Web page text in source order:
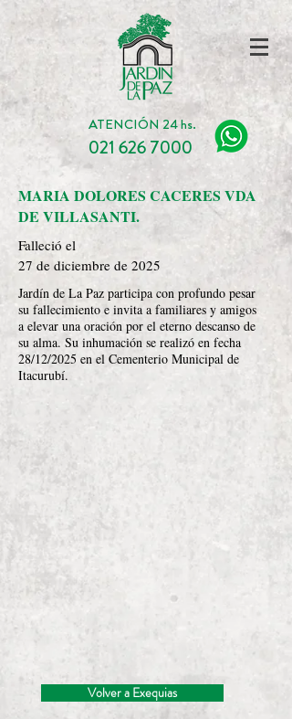
ATENCIÓN 24 hs.
021 626 7000
MARIA DOLORES CACERES VDA
DE VILLASANTI.
Falleció el
27 de diciembre de 2025
Jardín de La Paz participa con profundo pesar
su fallecimiento e invita a familiares y amigos
a elevar una oración por el eterno descanso de
su alma. Su inhumación se realizó en fecha
28/12/2025 en el Cementerio Municipal de
Itacurubí.
Volver a Exequias